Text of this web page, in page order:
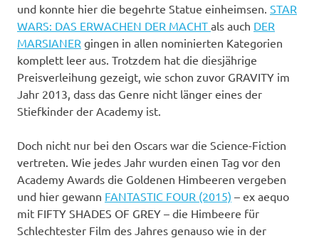
und konnte hier die begehrte Statue einheimsen. STAR
WARS: DAS ERWACHEN DER MACHT als auch DER
MARSIANER gingen in allen nominierten Kategorien
komplett leer aus. Trotzdem hat die diesjährige
Preisverleihung gezeigt, wie schon zuvor GRAVITY im
Jahr 2013, dass das Genre nicht länger eines der
Stiefkinder der Academy ist.
Doch nicht nur bei den Oscars war die Science-Fiction
vertreten. Wie jedes Jahr wurden einen Tag vor den
Academy Awards die Goldenen Himbeeren vergeben
und hier gewann FANTASTIC FOUR (2015) – ex aequo
mit FIFTY SHADES OF GREY – die Himbeere für
Schlechtester Film des Jahres genauso wie in der